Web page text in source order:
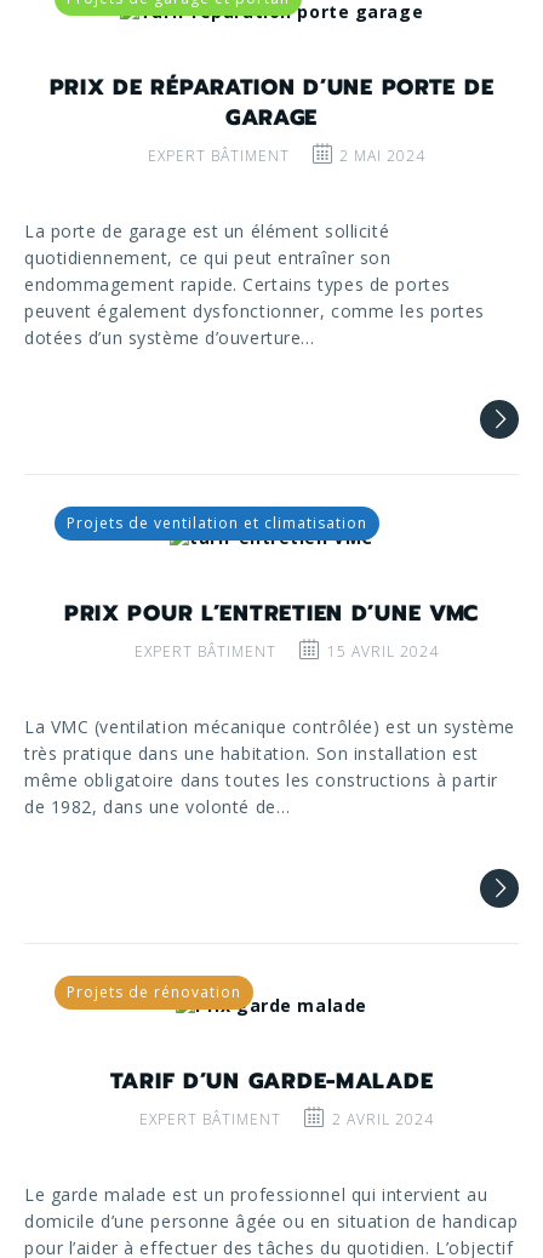
PRIX DE RÉPARATION D’UNE PORTE DE
GARAGE
EXPERT BÂTIMENT 2 MAI 2024
La porte de garage est un élément sollicité
quotidiennement, ce qui peut entraîner son
endommagement rapide. Certains types de portes
peuvent également dysfonctionner, comme les portes
dotées d’un système d’ouverture…
PRIX POUR L’ENTRETIEN D’UNE VMC
EXPERT BÂTIMENT 15 AVRIL 2024
Projets de ventilation et climatisation
La VMC (ventilation mécanique contrôlée) est un système
très pratique dans une habitation. Son installation est
même obligatoire dans toutes les constructions à partir
de 1982, dans une volonté de…
TARIF D’UN GARDE-MALADE
EXPERT BÂTIMENT 2 AVRIL 2024
Projets de rénovation
Le garde malade est un professionnel qui intervient au
domicile d’une personne âgée ou en situation de handicap
pour l’aider à effectuer des tâches du quotidien. L’objectif